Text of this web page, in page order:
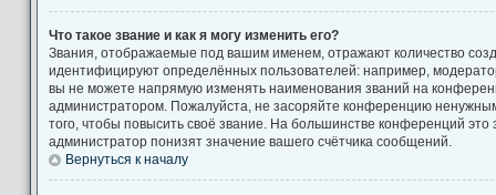
Что такое звание и как я могу изменить его?
Звания, отображаемые под вашим именем, отражают количество
идентифицируют определённых пользователей: например,
вы не можете напрямую изменять наименования званий на
администратором. Пожалуйста, не засоряйте конференцию
того, чтобы повысить своё звание. На большинстве конференций
администратор понизят значение вашего счётчика сообщений.
Вернуться к началу